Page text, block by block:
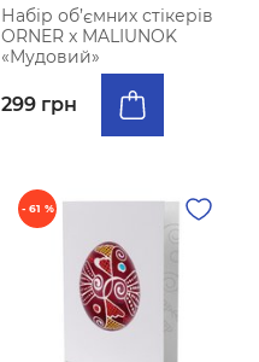
Набір об’ємних стікерів
ORNER x MALIUNOK
«Мудовий»
299 грн
- 61 %